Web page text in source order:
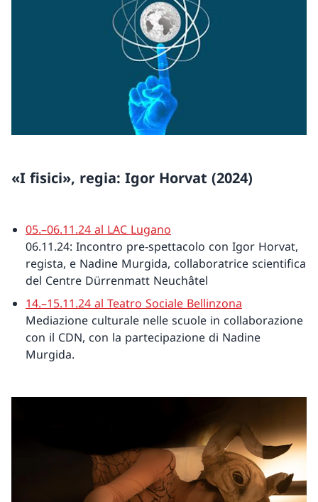
«I fisici», regia: Igor Horvat (2024)
05.–06.11.24 al LAC Lugano
06.11.24: Incontro pre-spettacolo con Igor Horvat,
regista, e Nadine Murgida, collaboratrice scientifica
del Centre Dürrenmatt Neuchâtel
14.–15.11.24 al Teatro Sociale Bellinzona
Mediazione culturale nelle scuole in collaborazione
con il CDN, con la partecipazione di Nadine
Murgida.